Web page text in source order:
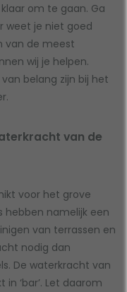
om te gaan. Ga
weet je niet goed
van de meest
wij je helpen.
belang zijn bij het
van de
voor het grove
hebben namelijk een
van terrassen en
nodig dan
De waterkracht van
‘bar’. Let daarom